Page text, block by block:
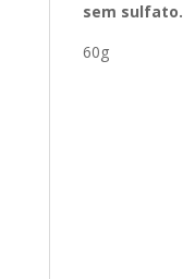
sem sulfato.
60g